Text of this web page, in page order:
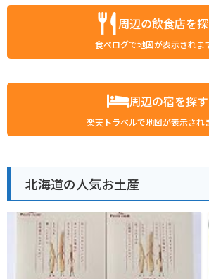
周辺の飲食店を
食べログで地図が表示されま
周辺の宿を探す
楽天トラベルで地図が表示され
北海道の人気お土産